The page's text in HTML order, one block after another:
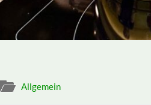
Allgemein